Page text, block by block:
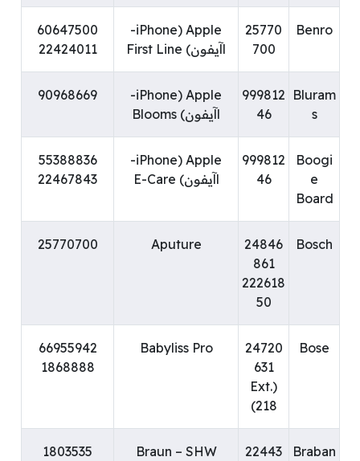
Benro
25770
700
Apple (iPhone-
اآيفون) First Line
60647500
22424011
Bluram
s
999812
46
Apple (iPhone-
اآيفون) Blooms
90968669
Boogi
e
Board
999812
46
Apple (iPhone-
اآيفون) E-Care
55388836
22467843
Bosch
24846
861
222618
50
Aputure
25770700
Bose
24720
631
(Ext.
218)
Babyliss Pro
66955942
1868888
Braban
22443
Braun – SHW
1803535